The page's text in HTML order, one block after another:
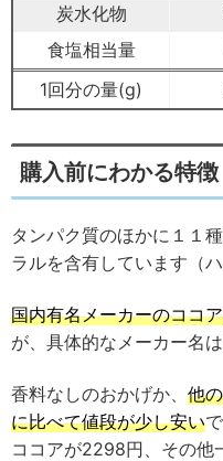
炭水化物
食塩相当量
1回分の量(g)
購入前にわかる特徴
タンパク質のほかに１１
ラルを含有しています（
国内有名メーカーのココ
が、具体的なメーカー名は
香料なしのおかげか、 他
に比べて値段が少し安い
ココアが2298円、その他